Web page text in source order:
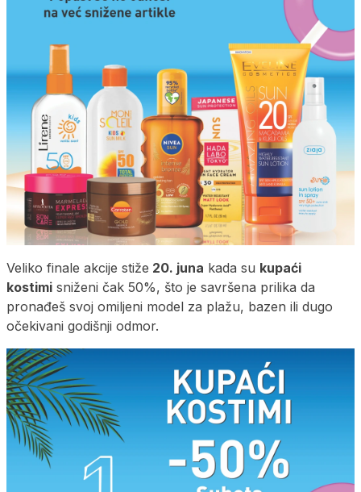
Veliko finale akcije stiže 20. juna kada su kupaći
kostimi sniženi čak 50%, što je savršena prilika da
pronađeš svoj omiljeni model za plažu, bazen ili dugo
očekivani godišnji odmor.